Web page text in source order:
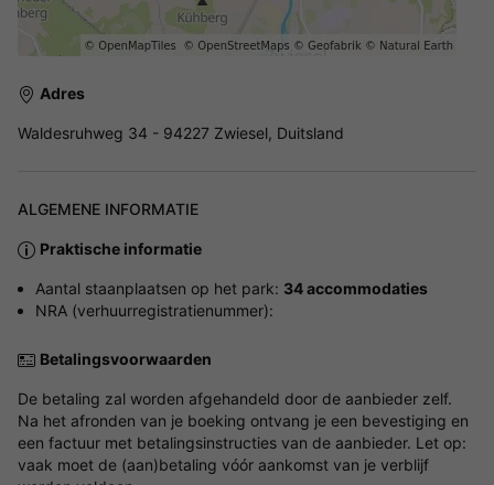
Adres
Waldesruhweg 34 - 94227 Zwiesel, Duitsland
ALGEMENE INFORMATIE
Praktische informatie
Aantal staanplaatsen op het park: 34 accommodaties
NRA (verhuurregistratienummer):
Betalingsvoorwaarden
De betaling zal worden afgehandeld door de aanbieder zelf.
Na het afronden van je boeking ontvang je een bevestiging en
een factuur met betalingsinstructies van de aanbieder. Let op:
vaak moet de (aan)betaling vóór aankomst van je verblijf